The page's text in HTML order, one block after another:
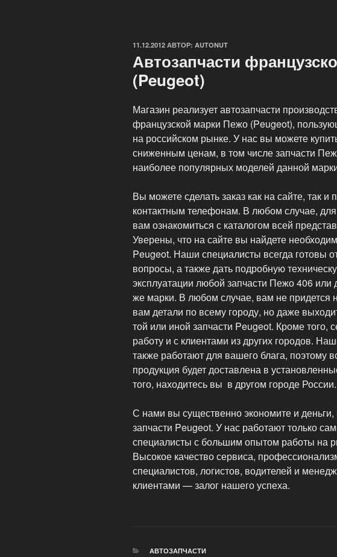
ОПУБЛИКОВАНО
11.12.2012 АВТОР: AUTONUT
Автозапчасти
(Peugeot)
Магазин реализует автозапчасти
французской марки Пежо (Peugeot),
на российском рынке. У нас вы можете
сниженным ценам, в том числе запчасти
наиболее популярных моделей данной
Вы можете сделать заказ как на сайте, так
контактным телефонам. В любом случае,
вам ознакомиться с каталогом всей
Уверены, что на сайте вы найдете
Peugeot. Наши специалисты всегда готовы
вопросы, а также дать подробную
эксплуатации любой запчасти Пежо 406 или
же марки. В любом случае, вам не придется
вам детали по всему городу, но даже
той или иной запчасти Peugeot. Кроме того,
работу и с клиентами из других городов.
также работают для вашего блага, поэтому
продукция будет доставлена в
того, находитесь вы в другом городе России.
С нами вы существенно экономите и
запчасти Peugeot. У нас работают только
специалисты с большим опытом работы на
Высокое качество сервиса,
специалистов, логистов, водителей и
клиентами — залог нашего успеха.
РУБРИКИ
АВТОЗАПЧАСТИ